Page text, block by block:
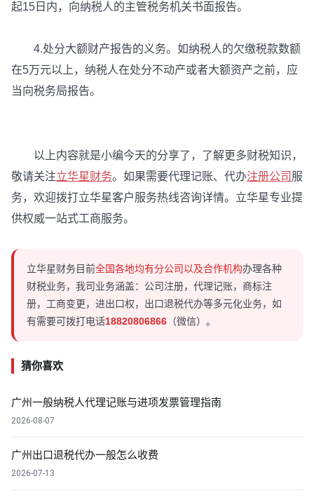
起15日内，向纳税人的主管税务机关书面报告。
4.处分大额财产报告的义务。如纳税人的欠缴税款数额
在5万元以上，纳税人在处分不动产或者大额资产之前，应
当向税务局报告。
以上内容就是小编今天的分享了，了解更多财税知识，
敬请关注立华星财务。如果需要代理记账、代办注册公司 服
务，欢迎拨打立华星客户服务热线咨询详情。立华星专业提
供权威一站式工商服务。
立华星财务目前全国各地均有分公司以及合作机构办理各种
财税业务，我司业务涵盖：公司注册，代理记账，商标注
册，工商变更，进出口权，出口退税代办等多元化业务，如
有需要可拨打电话18820806866 （微信）。
猜你喜欢
广州一般纳税人代理记账与进项发票管理指南
2026-08-07
广州出口退税代办一般怎么收费
2026-07-13